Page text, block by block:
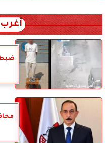
أغرب
ضبط